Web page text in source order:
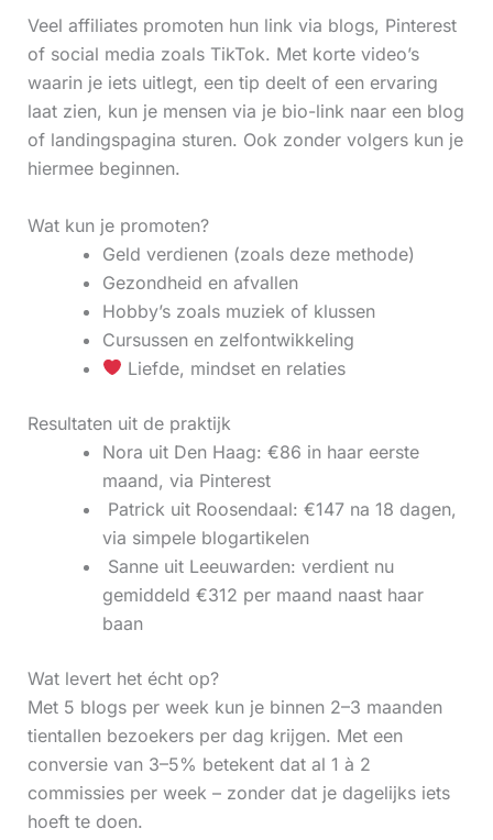
Veel affiliates promoten hun link via blogs, Pinterest
of social media zoals TikTok. Met korte video’s
waarin je iets uitlegt, een tip deelt of een ervaring
laat zien, kun je mensen via je bio-link naar een blog
of landingspagina sturen. Ook zonder volgers kun je
hiermee beginnen.
Wat kun je promoten?
Geld verdienen (zoals deze methode)
Gezondheid en afvallen
Hobby’s zoals muziek of klussen
Cursussen en zelfontwikkeling
Liefde, mindset en relaties
Resultaten uit de praktijk
Nora uit Den Haag: €86 in haar eerste
maand, via Pinterest
‍ Patrick uit Roosendaal: €147 na 18 dagen,
via simpele blogartikelen
‍ Sanne uit Leeuwarden: verdient nu
gemiddeld €312 per maand naast haar
baan
Wat levert het écht op?
Met 5 blogs per week kun je binnen 2–3 maanden
tientallen bezoekers per dag krijgen. Met een
conversie van 3–5% betekent dat al 1 à 2
commissies per week – zonder dat je dagelijks iets
hoeft te doen.